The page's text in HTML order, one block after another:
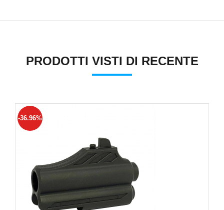
PRODOTTI VISTI DI RECENTE
-36.96%